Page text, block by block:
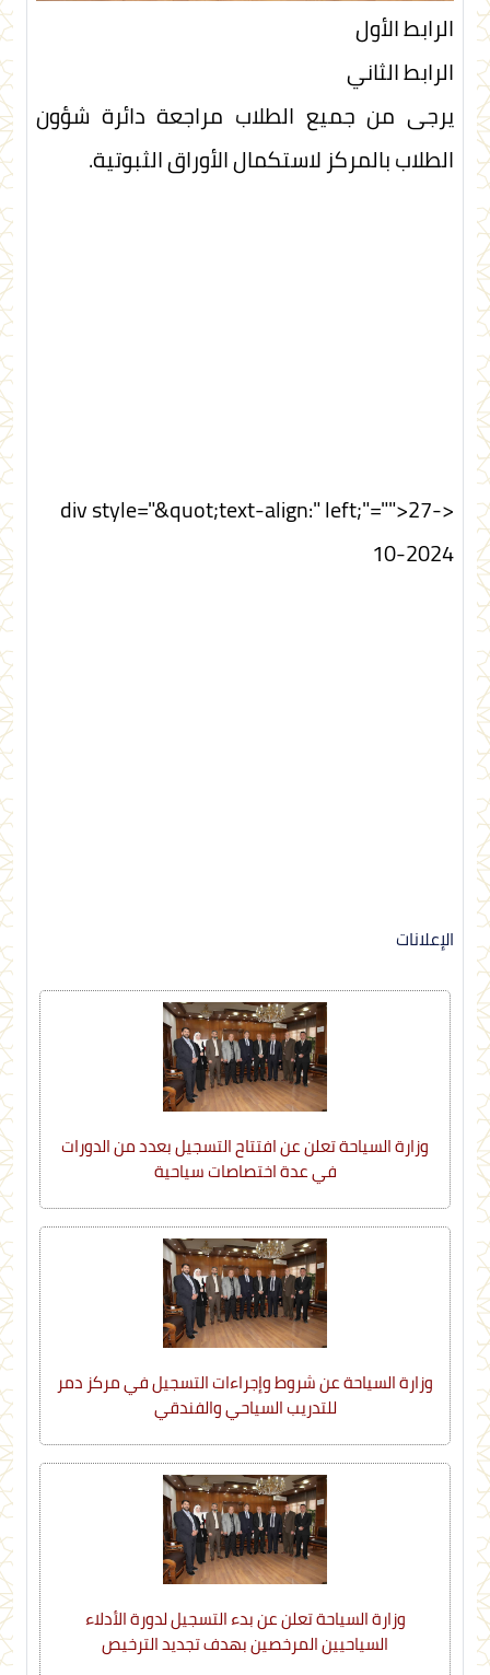
الرابط الأول
الرابط الثاني
يرجى من جميع الطلاب مراجعة دائرة شؤون
الطلاب بالمركز لاستكمال الأوراق الثبوتية.
<div style="&quot;text-align:" left;"="">27-
10-2024
الإعلانات
وزارة السياحة تعلن عن افتتاح التسجيل بعدد من الدورات
في عدة اختصاصات سياحية
وزارة السياحة عن شروط وإجراءات التسجيل في مركز دمر
للتدريب السياحي والفندقي
وزارة السياحة تعلن عن بدء التسجيل لدورة الأدلاء
السياحيين المرخصين بهدف تجديد الترخيص